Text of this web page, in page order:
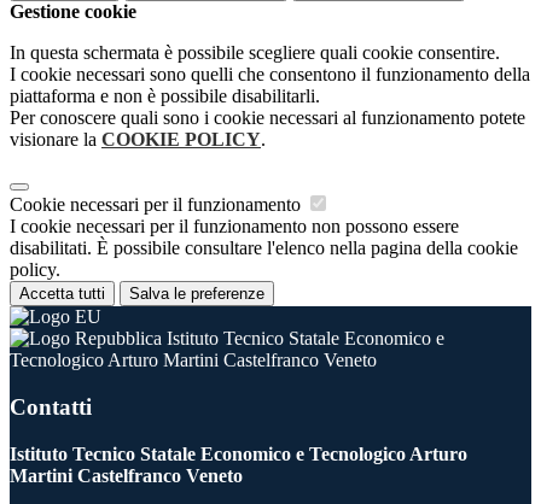
Gestione cookie
In questa schermata è possibile scegliere quali cookie consentire.
I cookie necessari sono quelli che consentono il funzionamento della
piattaforma e non è possibile disabilitarli.
Per conoscere quali sono i cookie necessari al funzionamento potete
visionare la COOKIE POLICY.
Cookie necessari per il funzionamento
I cookie necessari per il funzionamento non possono essere
disabilitati. È possibile consultare l'elenco nella pagina della cookie
policy.
Accetta tutti Salva le preferenze
Istituto Tecnico Statale Economico e
Tecnologico Arturo Martini Castelfranco Veneto
Contatti
Istituto Tecnico Statale Economico e Tecnologico Arturo
Martini Castelfranco Veneto